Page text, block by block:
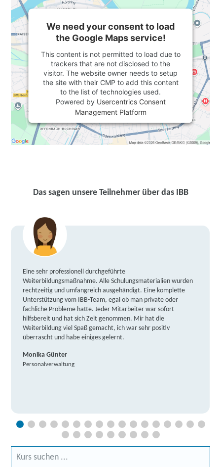
We need your consent to load
the Google Maps service!
This content is not permitted to load due to
trackers that are not disclosed to the
visitor. The website owner needs to setup
the site with their CMP to add this content
to the list of technologies used.
Powered by Usercentrics Consent
Management Platform
Das sagen unsere Teilnehmer über das IBB
Eine sehr professionell durchgeführte
Weiterbildungsmaßnahme. Alle Schulungsmaterialien wurden
rechtzeitig und umfangreich ausgehändigt. Eine komplette
Unterstützung vom IBB-Team, egal ob man private oder
fachliche Probleme hatte. Jeder Mitarbeiter war sofort
hilfsbereit und hat sich Zeit genommen. Mir hat die
Weiterbildung viel Spaß gemacht, ich war sehr positiv
überrascht und habe einiges gelernt.
Monika Günter
Personalverwaltung